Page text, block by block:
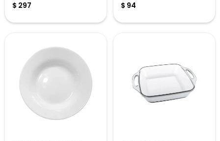
$ 297 $ 94